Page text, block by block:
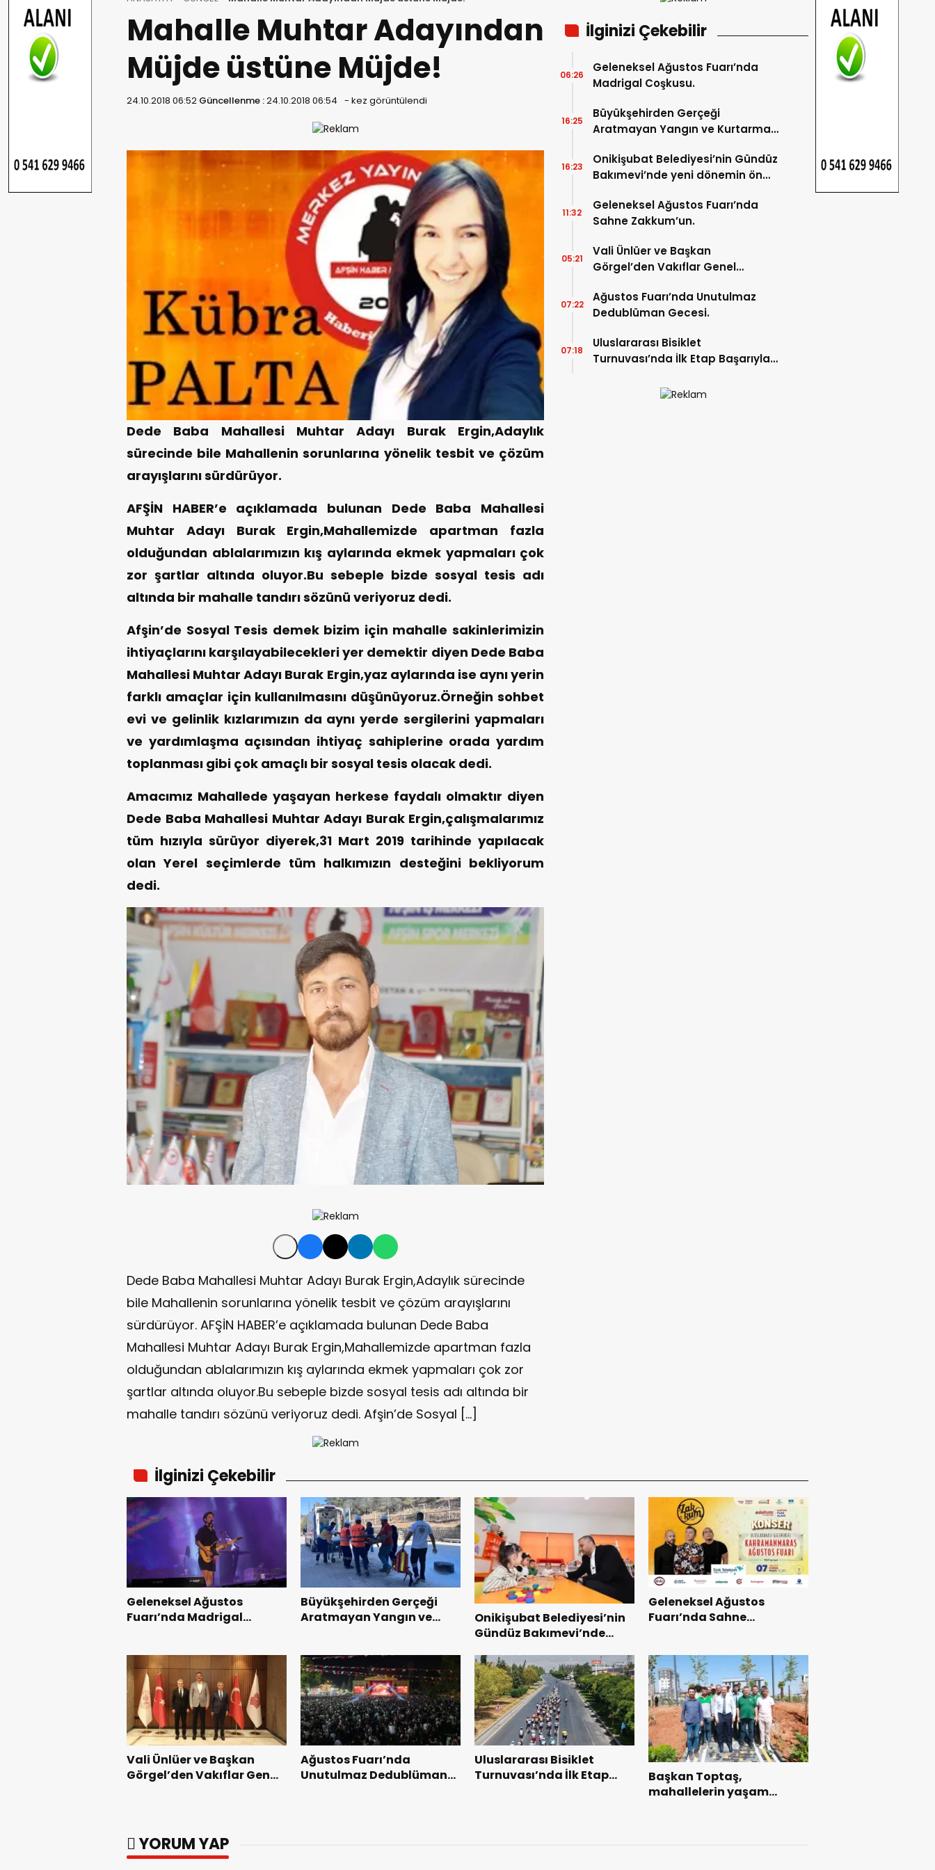
Mahalle Muhtar Adayından
Müjde üstüne Müjde!
24.10.2018 06:52 Güncellenme :24.10.2018 06:54 - kez görüntülendi
Dede Baba Mahallesi Muhtar Adayı Burak Ergin,Adaylık
sürecinde bile Mahallenin sorunlarına yönelik tesbit ve çözüm
arayışlarını sürdürüyor.
AFŞİN HABER’e açıklamada bulunan Dede Baba Mahallesi
Muhtar Adayı Burak Ergin,Mahallemizde apartman fazla
olduğundan ablalarımızın kış aylarında ekmek yapmaları çok
zor şartlar altında oluyor.Bu sebeple bizde sosyal tesis adı
altında bir mahalle tandırı sözünü veriyoruz dedi.
Afşin’de Sosyal Tesis demek bizim için mahalle sakinlerimizin
ihtiyaçlarını karşılayabilecekleri yer demektir diyen Dede Baba
Mahallesi Muhtar Adayı Burak Ergin,yaz aylarında ise aynı yerin
farklı amaçlar için kullanılmasını düşünüyoruz.Örneğin sohbet
evi ve gelinlik kızlarımızın da aynı yerde sergilerini yapmaları
ve yardımlaşma açısından ihtiyaç sahiplerine orada yardım
toplanması gibi çok amaçlı bir sosyal tesis olacak dedi.
Amacımız Mahallede yaşayan herkese faydalı olmaktır diyen
Dede Baba Mahallesi Muhtar Adayı Burak Ergin,çalışmalarımız
tüm hızıyla sürüyor diyerek,31 Mart 2019 tarihinde yapılacak
olan Yerel seçimlerde tüm halkımızın desteğini bekliyorum
dedi.
Dede Baba Mahallesi Muhtar Adayı Burak Ergin,Adaylık sürecinde
bile Mahallenin sorunlarına yönelik tesbit ve çözüm arayışlarını
sürdürüyor. AFŞİN HABER’e açıklamada bulunan Dede Baba
Mahallesi Muhtar Adayı Burak Ergin,Mahallemizde apartman fazla
olduğundan ablalarımızın kış aylarında ekmek yapmaları çok zor
şartlar altında oluyor.Bu sebeple bizde sosyal tesis adı altında bir
mahalle tandırı sözünü veriyoruz dedi. Afşin’de Sosyal […]
İlginizi Çekebilir
Geleneksel Ağustos Fuarı’nda
Madrigal Coşkusu.
06:26
Büyükşehirden Gerçeği
Aratmayan Yangın ve Kurtarma
16:25
Onikişubat Belediyesi’nin Gündüz
Bakımevi’nde yeni dönemin ön
16:23
Geleneksel Ağustos Fuarı’nda
Sahne Zakkum’un.
11:32
Vali Ünlüer ve Başkan
Görgel’den Vakıflar Genel
05:21
Ağustos Fuarı’nda Unutulmaz
Dedublüman Gecesi.
07:22
Uluslararası Bisiklet
Turnuvası’nda İlk Etap Başarıyla
07:18
İlginizi Çekebilir
Geleneksel Ağustos
Fuarı’nda Madrigal
Büyükşehirden Gerçeği
Aratmayan Yangın ve
Onikişubat Belediyesi’nin
Gündüz Bakımevi’nde
başladı.
Geleneksel Ağustos
Fuarı’nda Sahne
Vali Ünlüer ve Başkan
Görgel’den Vakıflar Genel
Ağustos Fuarı’nda
Unutulmaz Dedublüman
Uluslararası Bisiklet
Turnuvası’nda İlk Etap
Başkan Toptaş,
mahallelerin yaşam
YORUM YAP